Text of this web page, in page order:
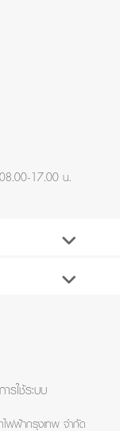
08.00-17.00 น.
รใช้ระบบ
ฟฟ้ากรุงเทพ จำกัด